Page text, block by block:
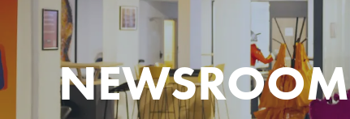
NEWSROOM